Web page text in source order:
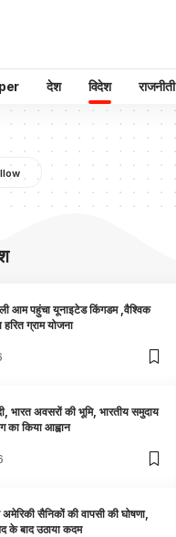
देश विदेश राजनीती
आम पहुंचा यूनाइटेड किंगडम ,वैश्विक
ग्राम योजना
भारत अवसरों की भूमि, भारतीय समुदाय
का किया आह्वान
सैनिकों की वापसी की घोषणा,
के बाद उठाया कदम